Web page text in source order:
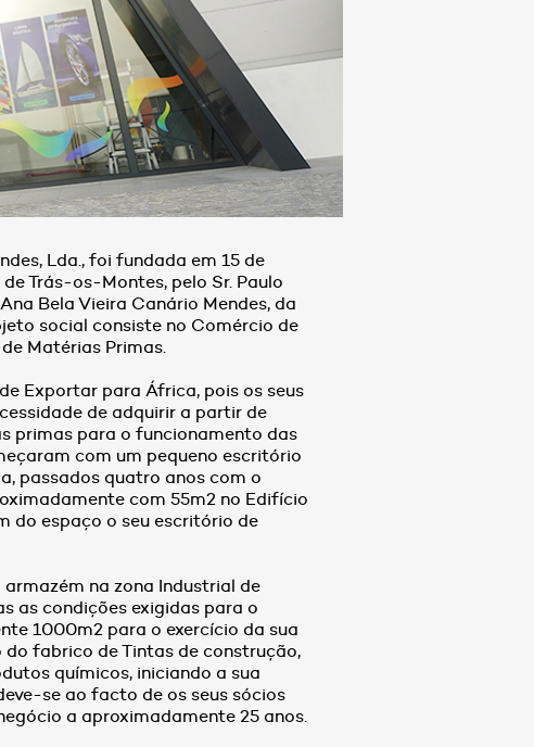
Lda., foi fundada em 15 de
Trás-os-Montes, pelo Sr. Paulo
Bela Vieira Canário Mendes, da
social consiste no Comércio de
Matérias Primas.
Exportar para África, pois os seus
de adquirir a partir de
primas para o funcionamento das
com um pequeno escritório
passados quatro anos com o
com 55m2 no Edifício
do espaço o seu escritório de
na zona Industrial de
as condições exigidas para o
1000m2 para o exercício da sua
fabrico de Tintas de construção,
químicos, iniciando a sua
se ao facto de os seus sócios
a aproximadamente 25 anos.